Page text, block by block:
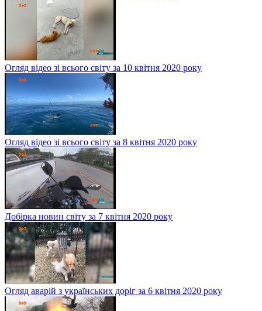
Огляд відео зі всього світу за 10 квітня 2020 року
Огляд відео зі всього світу за 8 квітня 2020 року
Добірка новин світу за 7 квітня 2020 року
Огляд аварій з українських доріг за 6 квітня 2020 року